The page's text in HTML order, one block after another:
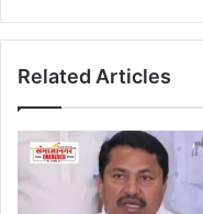
Related Articles